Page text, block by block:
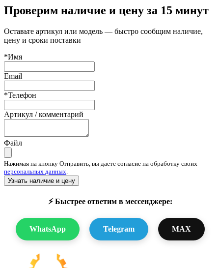
Проверим наличие и цену за 15 минут
Оставьте артикул или модель — быстро сообщим наличие,
цену и сроки поставки
*Имя
Email
*Телефон
Артикул / комментарий
Файл
Нажимая на кнопку Отправить, вы даете согласие на обработку своих
персональных данных
Узнать наличие и цену
⚡ Быстрее ответим в мессенджере:
WhatsApp Telegram MAX